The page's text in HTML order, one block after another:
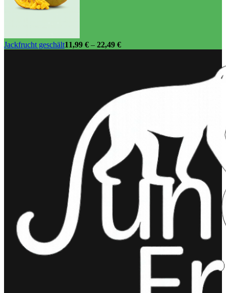
Jackfrucht geschält11,99 € – 22,49 €